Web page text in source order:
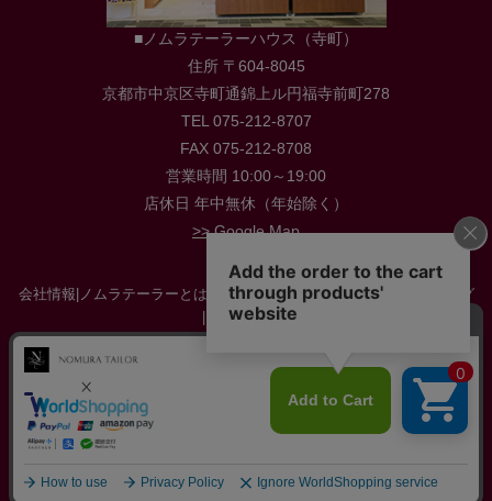
■ノムラテーラーハウス（寺町）
住所 〒604-8045
京都市中京区寺町通錦上ル円福寺前町278
TEL 075-212-8707
FAX 075-212-8708
営業時間 10:00～19:00
店休日 年中無休（年始除く）
>> Google Map
会社情報 ノムラテーラーとは 店舗情報|採用情報|お役立ち情報・ブログ
お問い合わせ
特定商取引に関する法律に基づく表示
サイトマップ
当店の公式サイトは nomura-tailor.co.jp / nomura-tailor.com のみです。不審なサイトを発見
All Copyright reserved by Nomura-tailor.